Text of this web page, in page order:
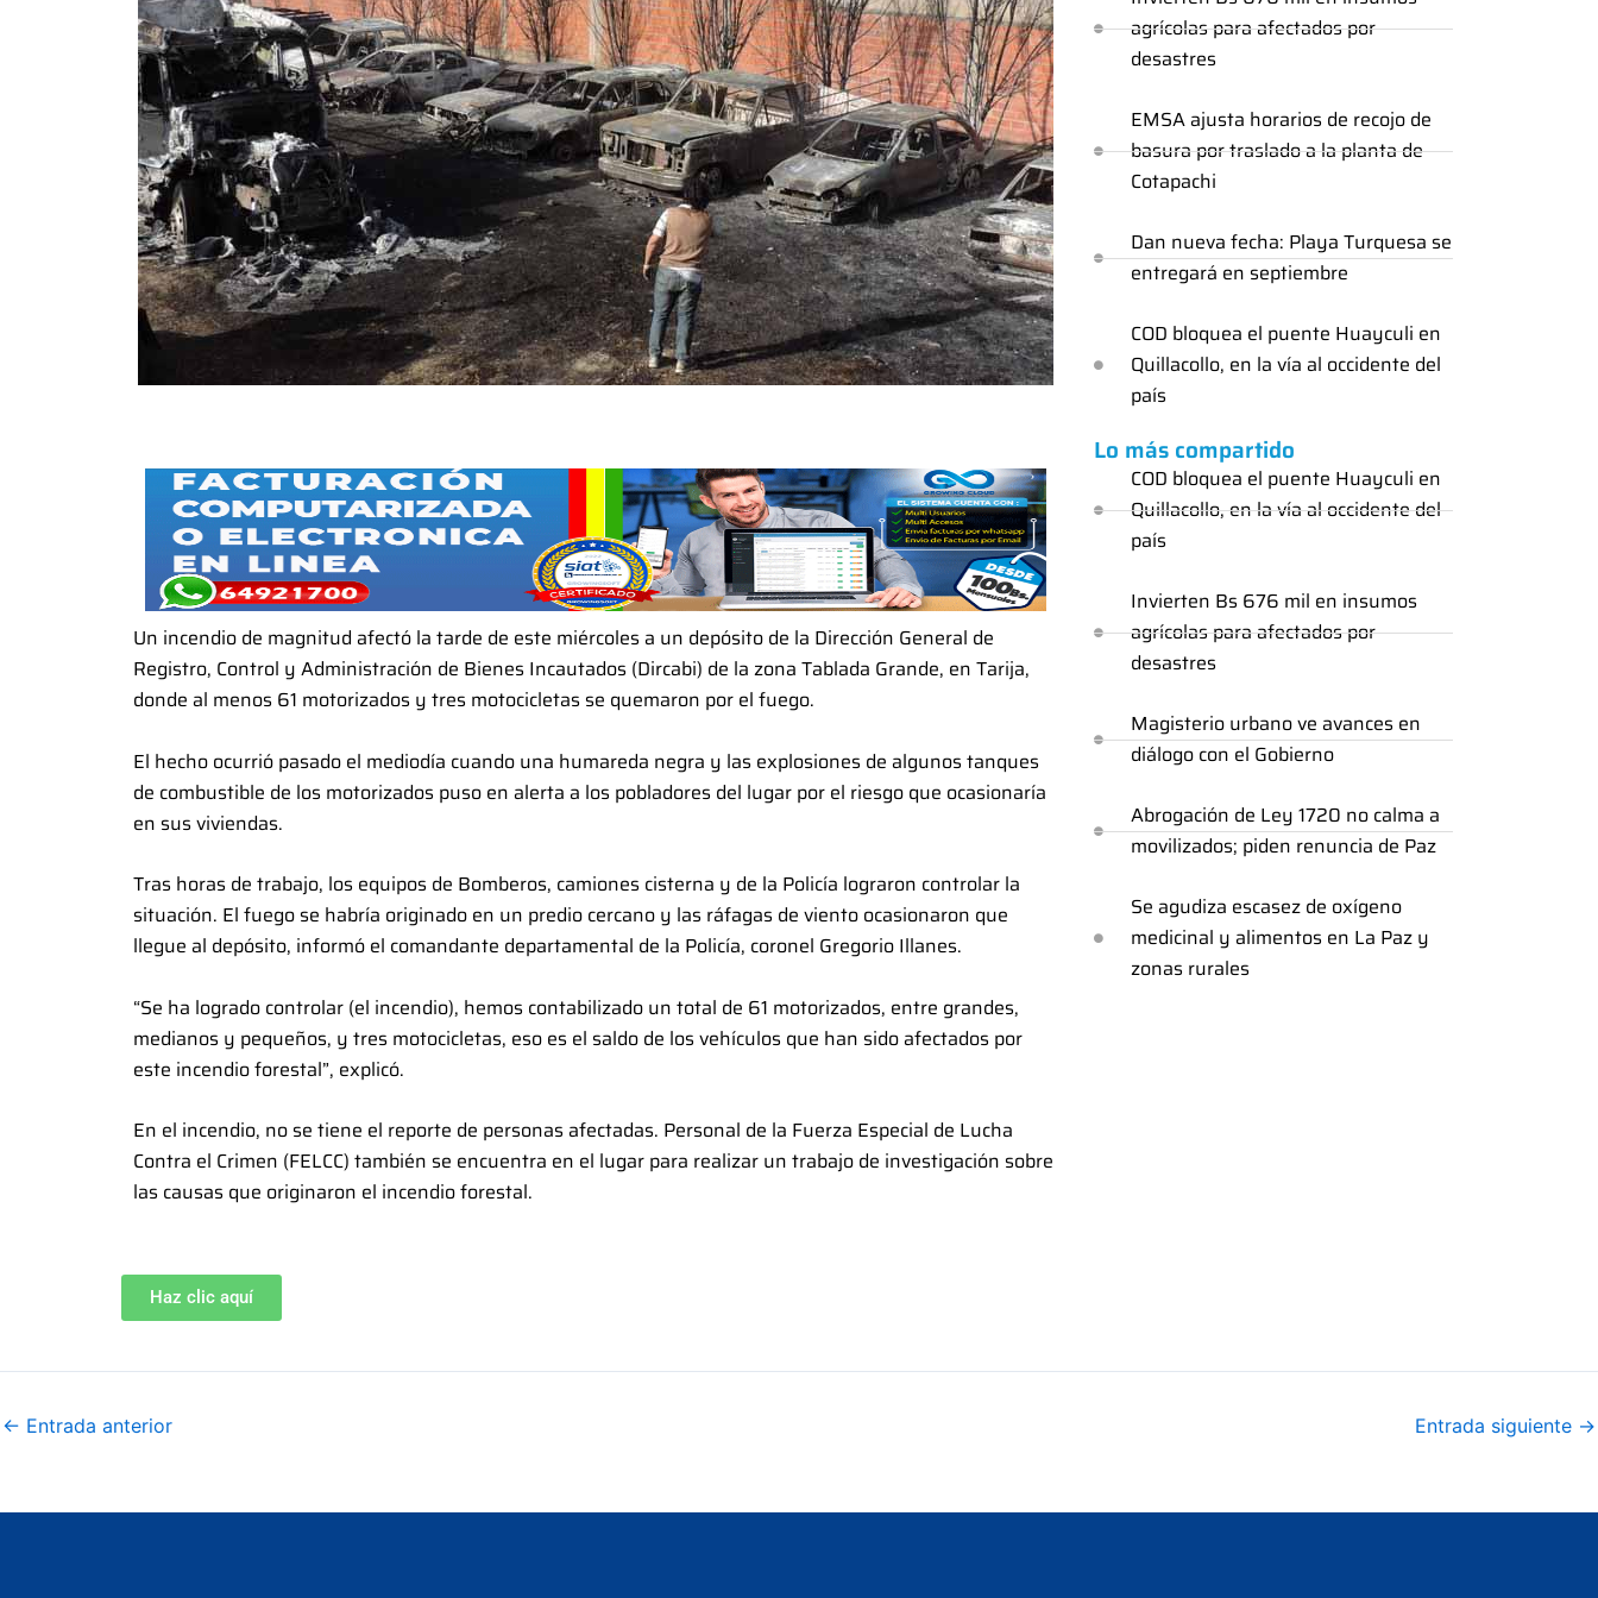
Un incendio de magnitud afectó la tarde de este miércoles a un depósito de la Dirección General de
Registro, Control y Administración de Bienes Incautados (Dircabi) de la zona Tablada Grande, en Tarija,
donde al menos 61 motorizados y tres motocicletas se quemaron por el fuego.
El hecho ocurrió pasado el mediodía cuando una humareda negra y las explosiones de algunos tanques
de combustible de los motorizados puso en alerta a los pobladores del lugar por el riesgo que ocasionaría
en sus viviendas.
Tras horas de trabajo, los equipos de Bomberos, camiones cisterna y de la Policía lograron controlar la
situación. El fuego se habría originado en un predio cercano y las ráfagas de viento ocasionaron que
llegue al depósito, informó el comandante departamental de la Policía, coronel Gregorio Illanes.
“Se ha logrado controlar (el incendio), hemos contabilizado un total de 61 motorizados, entre grandes,
medianos y pequeños, y tres motocicletas, eso es el saldo de los vehículos que han sido afectados por
este incendio forestal”, explicó.
En el incendio, no se tiene el reporte de personas afectadas. Personal de la Fuerza Especial de Lucha
Contra el Crimen (FELCC) también se encuentra en el lugar para realizar un trabajo de investigación sobre
las causas que originaron el incendio forestal.
agrícolas para afectados por
desastres
EMSA ajusta horarios de recojo de
basura por traslado a la planta de
Cotapachi
Dan nueva fecha: Playa Turquesa se
entregará en septiembre
COD bloquea el puente Huayculi en
Quillacollo, en la vía al occidente del
país
Lo más compartido
COD bloquea el puente Huayculi en
Quillacollo, en la vía al occidente del
país
Invierten Bs 676 mil en insumos
agrícolas para afectados por
desastres
Magisterio urbano ve avances en
diálogo con el Gobierno
Abrogación de Ley 1720 no calma a
movilizados; piden renuncia de Paz
Se agudiza escasez de oxígeno
medicinal y alimentos en La Paz y
zonas rurales
Haz clic aquí
← Entrada anterior Entrada siguiente →